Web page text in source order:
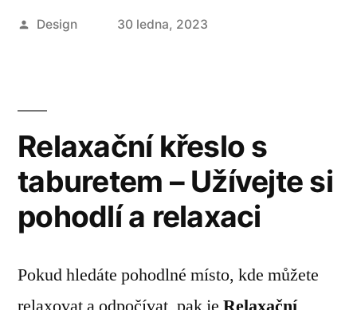
Autor
Design 30 ledna, 2023
Relaxační křeslo s
taburetem – Užívejte si
pohodlí a relaxaci
Pokud hledáte pohodlné místo, kde můžete